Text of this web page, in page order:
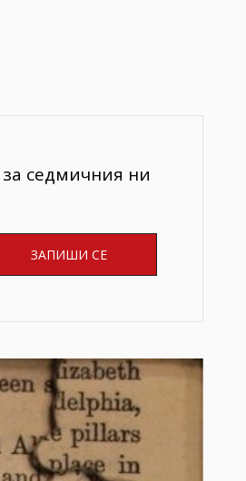
седмичния ни